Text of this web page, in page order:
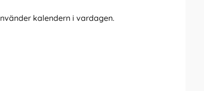
kalendern i vardagen.